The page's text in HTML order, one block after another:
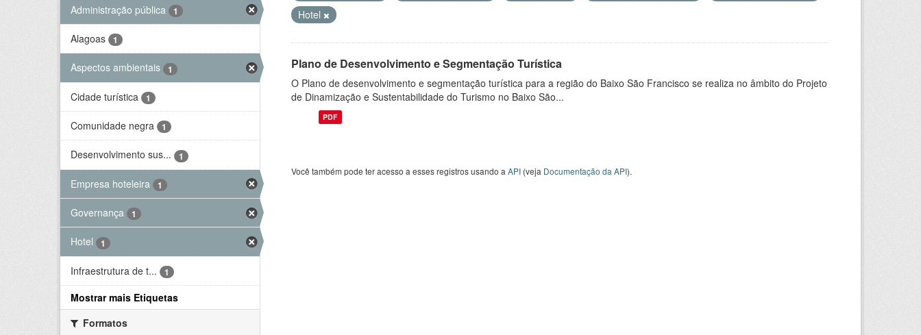
Administração pública
1
Alagoas 1
Aspectos ambientais 1
Cidade turística 1
Comunidade negra 1
Desenvolvimento sus... 1
Empresa hoteleira 1
Governança 1
Hotel 1
Infraestrutura de t... 1
Mostrar mais Etiquetas
Formatos
Hotel
Plano de Desenvolvimento e Segmentação Turística
O Plano de desenvolvimento e segmentação turística para a região do Baixo São Francisco se realiza no âmbito do Projeto
de Dinamização e Sustentabilidade do Turismo no Baixo São...
PDF
Você também pode ter acesso a esses registros usando a API (veja Documentação da API).